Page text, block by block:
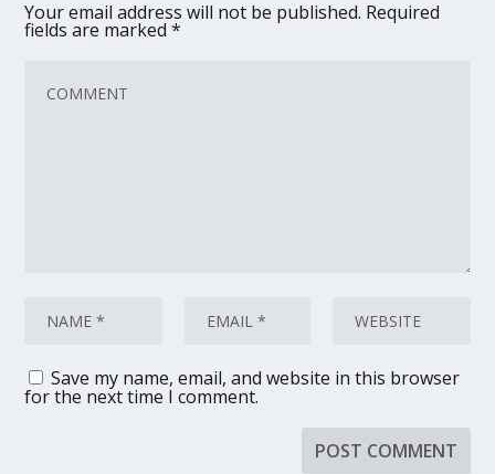
Your email address will not be published. Required
fields are marked*
Save my name, email, and website in this browser
for the next time I comment.